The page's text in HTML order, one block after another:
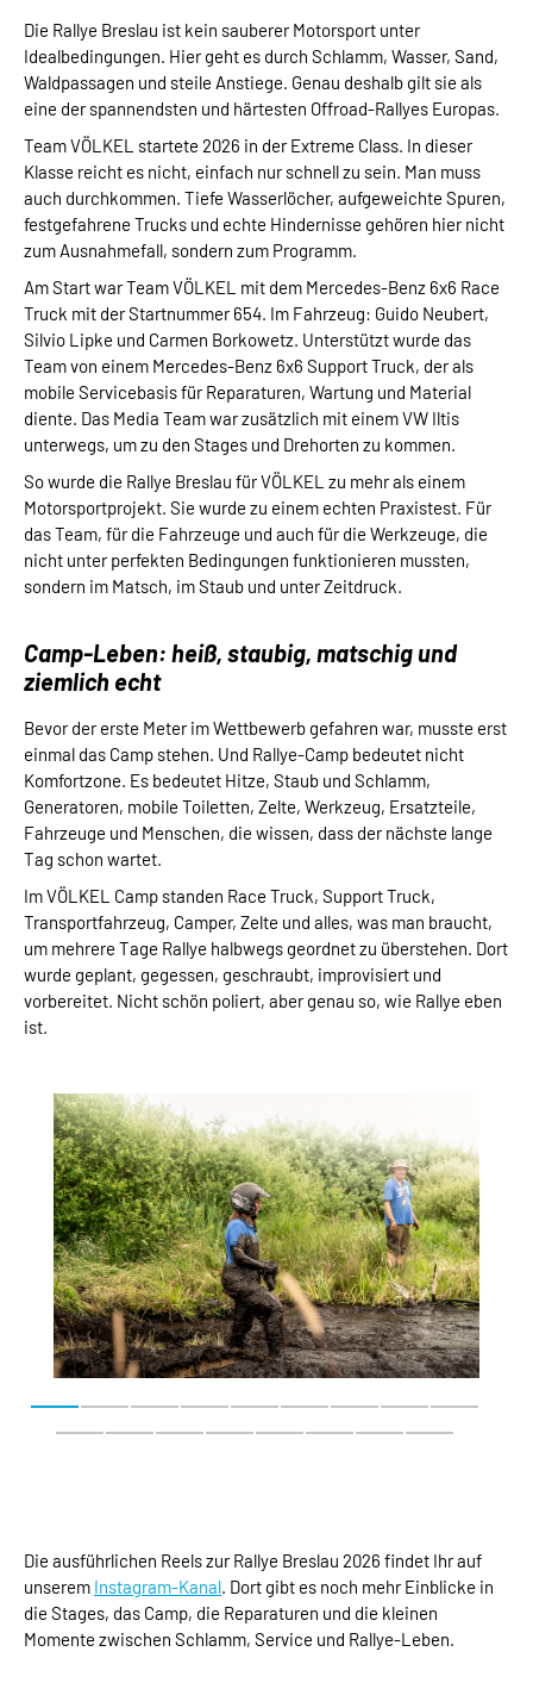
Die Rallye Breslau ist kein sauberer Motorsport unter
Idealbedingungen. Hier geht es durch Schlamm, Wasser, Sand,
Waldpassagen und steile Anstiege. Genau deshalb gilt sie als
eine der spannendsten und härtesten Offroad-Rallyes Europas.
Team VÖLKEL startete 2026 in der Extreme Class. In dieser
Klasse reicht es nicht, einfach nur schnell zu sein. Man muss
auch durchkommen. Tiefe Wasserlöcher, aufgeweichte Spuren,
festgefahrene Trucks und echte Hindernisse gehören hier nicht
zum Ausnahmefall, sondern zum Programm.
Am Start war Team VÖLKEL mit dem Mercedes-Benz 6x6 Race
Truck mit der Startnummer 654. Im Fahrzeug: Guido Neubert,
Silvio Lipke und Carmen Borkowetz. Unterstützt wurde das
Team von einem Mercedes-Benz 6x6 Support Truck, der als
mobile Servicebasis für Reparaturen, Wartung und Material
diente. Das Media Team war zusätzlich mit einem VW Iltis
unterwegs, um zu den Stages und Drehorten zu kommen.
So wurde die Rallye Breslau für VÖLKEL zu mehr als einem
Motorsportprojekt. Sie wurde zu einem echten Praxistest. Für
das Team, für die Fahrzeuge und auch für die Werkzeuge, die
nicht unter perfekten Bedingungen funktionieren mussten,
sondern im Matsch, im Staub und unter Zeitdruck.
Camp-Leben: heiß, staubig, matschig und
ziemlich echt
Bevor der erste Meter im Wettbewerb gefahren war, musste erst
einmal das Camp stehen. Und Rallye-Camp bedeutet nicht
Komfortzone. Es bedeutet Hitze, Staub und Schlamm,
Generatoren, mobile Toiletten, Zelte, Werkzeug, Ersatzteile,
Fahrzeuge und Menschen, die wissen, dass der nächste lange
Tag schon wartet.
Im VÖLKEL Camp standen Race Truck, Support Truck,
Transportfahrzeug, Camper, Zelte und alles, was man braucht,
um mehrere Tage Rallye halbwegs geordnet zu überstehen. Dort
wurde geplant, gegessen, geschraubt, improvisiert und
vorbereitet. Nicht schön poliert, aber genau so, wie Rallye eben
ist.
Bildergalerie überspringen
Die ausführlichen Reels zur Rallye Breslau 2026 findet Ihr auf
unserem Instagram-Kanal. Dort gibt es noch mehr Einblicke in
die Stages, das Camp, die Reparaturen und die kleinen
Momente zwischen Schlamm, Service und Rallye-Leben.